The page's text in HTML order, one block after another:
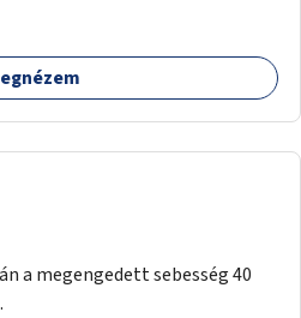
esetleg
ami végfut mind az 500m-en.
a megengedett sebesség 40